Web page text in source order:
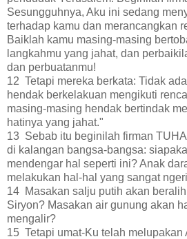
Sesungguhnya, Aku ini sedang
terhadap kamu dan merancangkan
Baiklah kamu masing-masing
langkahmu yang jahat, dan
dan perbuatanmu!
12 Tetapi mereka berkata: Tidak
hendak berkelakuan mengikuti
masing-masing hendak bertindak
hatinya yang jahat."
13 Sebab itu beginilah firman
di kalangan bangsa-bangsa:
mendengar hal seperti ini? Anak
melakukan hal-hal yang sangat
14 Masakan salju putih akan
Siryon? Masakan air gunung akan
mengalir?
15 Tetapi umat-Ku telah melupakan